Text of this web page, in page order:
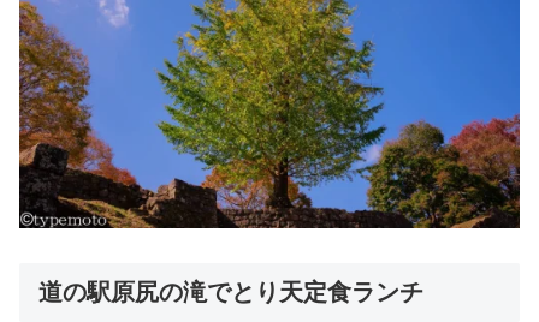
道の駅原尻の滝でとり天定食ランチ